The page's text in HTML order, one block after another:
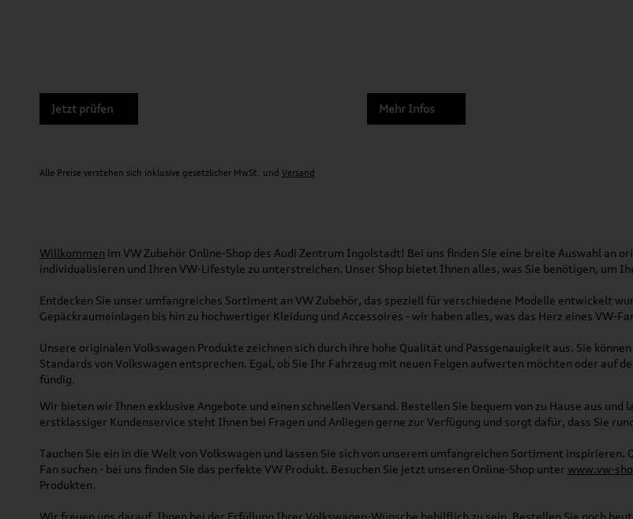
Jetzt prüfen Mehr Infos
Alle Preise verstehen sich inklusive gesetzlicher MwSt. und Versand
Willkommen im VW Zubehör Online-Shop des Audi Zentrum Ingolstadt! Bei uns finden Sie eine breite Auswahl an
individualisieren und Ihren VW-Lifestyle zu unterstreichen. Unser Shop bietet Ihnen alles, was Sie benötigen, um
Entdecken Sie unser umfangreiches Sortiment an VW Zubehör, das speziell für verschiedene Modelle entwickelt
Gepäckraumeinlagen bis hin zu hochwertiger Kleidung und Accessoires - wir haben alles, was das Herz eines VW-
Unsere originalen Volkswagen Produkte zeichnen sich durch ihre hohe Qualität und Passgenauigkeit aus. Sie
Standards von Volkswagen entsprechen. Egal, ob Sie Ihr Fahrzeug mit neuen Felgen aufwerten möchten oder auf
fündig.
Wir bieten wir Ihnen exklusive Angebote und einen schnellen Versand. Bestellen Sie bequem von zu Hause aus
erstklassiger Kundenservice steht Ihnen bei Fragen und Anliegen gerne zur Verfügung und sorgt dafür, dass Sie
Tauchen Sie ein in die Welt von Volkswagen und lassen Sie sich von unserem umfangreichen Sortiment
Fan suchen - bei uns finden Sie das perfekte VW Produkt. Besuchen Sie jetzt unseren Online-Shop unter www.vw-
Produkten.
Wir freuen uns darauf, Ihnen bei der Erfüllung Ihrer Volkswagen-Wünsche behilflich zu sein. Bestellen Sie noch